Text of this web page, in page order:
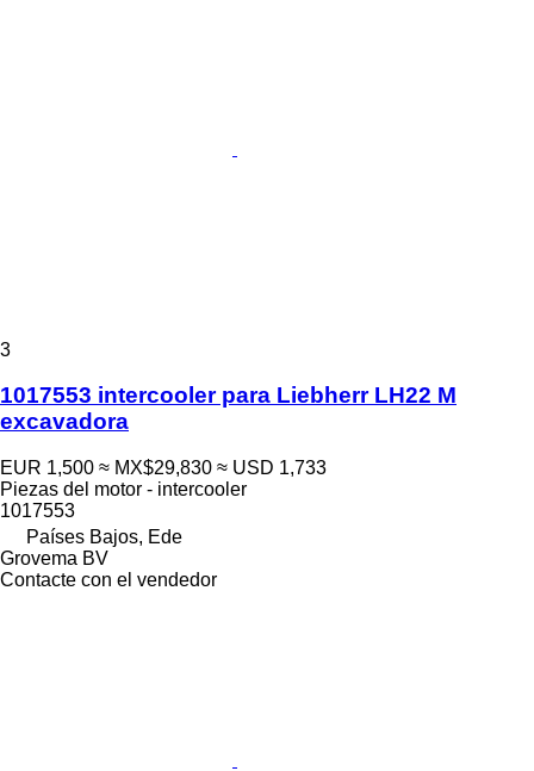
3
1017553 intercooler para Liebherr LH22 M
excavadora
EUR 1,500 ≈ MX$29,830 ≈ USD 1,733
Piezas del motor - intercooler
1017553
Países Bajos, Ede
Grovema BV
Contacte con el vendedor